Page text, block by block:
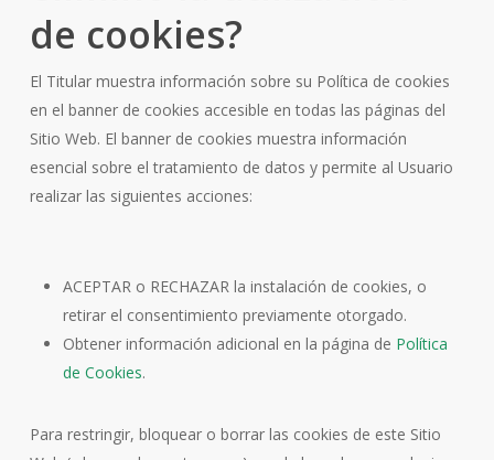
de cookies?
El Titular muestra información sobre su Política de cookies
en el banner de cookies accesible en todas las páginas del
Sitio Web. El banner de cookies muestra información
esencial sobre el tratamiento de datos y permite al Usuario
realizar las siguientes acciones:
ACEPTAR o RECHAZAR la instalación de cookies, o
retirar el consentimiento previamente otorgado.
Obtener información adicional en la página de Política
de Cookies.
Para restringir, bloquear o borrar las cookies de este Sitio